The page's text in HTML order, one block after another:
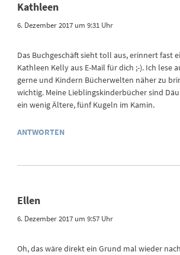
Kathleen
6. Dezember 2017 um 9:31 Uhr
Das Buchgeschäft sieht toll aus, erinnert fast
Kathleen Kelly aus E-Mail für dich ;-). Ich lese
gerne und Kindern Bücherwelten näher zu
wichtig. Meine Lieblingskinderbücher sind
ein wenig Ältere, fünf Kugeln im Kamin.
ANTWORTEN
Ellen
6. Dezember 2017 um 9:57 Uhr
Oh, das wäre direkt ein Grund mal wieder